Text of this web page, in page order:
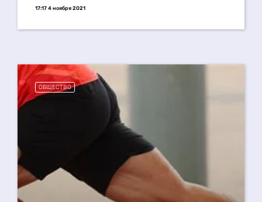
17:17 4 ноября 2021
ОБЩЕСТВО